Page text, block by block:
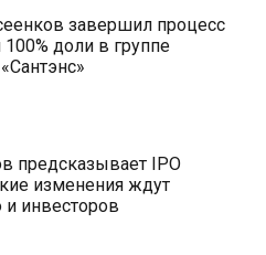
завершил процесс
100% доли в группе
предсказывает IPO
изменения ждут
инвесторов